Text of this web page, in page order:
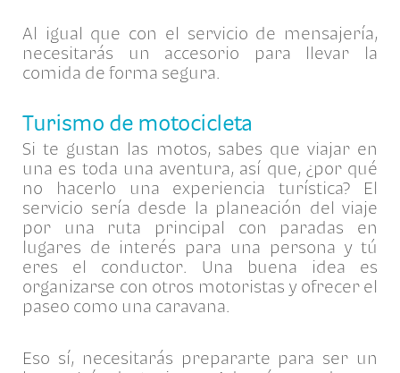
Al igual que con el servicio de mensajería,
necesitarás un accesorio para llevar la
comida de forma segura.
Turismo de motocicleta
Si te gustan las motos, sabes que viajar en
una es toda una aventura, así que, ¿por qué
no hacerlo una experiencia turística? El
servicio sería desde la planeación del viaje
por una ruta principal con paradas en
lugares de interés para una persona y tú
eres el conductor. Una buena idea es
organizarse con otros motoristas y ofrecer el
paseo como una caravana.
Eso sí, necesitarás prepararte para ser un